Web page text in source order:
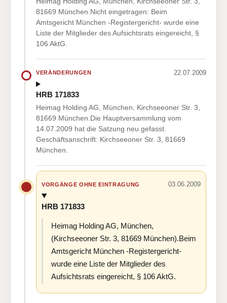
81669 München.Nicht eingetragen: Beim
Amtsgericht München -Registergericht- wurde eine
Liste der Mitglieder des Aufsichtsrats eingereicht, §
106 AktG.
VERÄNDERUNGEN 22.07.2009
HRB 171833
Heimag Holding AG, München, Kirchseeoner Str. 3,
81669 München.Die Hauptversammlung vom
14.07.2009 hat die Satzung neu gefasst.
Geschäftsanschrift: Kirchseeoner Str. 3, 81669
München.
VORGÄNGE OHNE EINTRAGUNG 03.06.2009
HRB 171833
Heimag Holding AG, München,
(Kirchseeoner Str. 3, 81669 München).Beim
Amtsgericht München -Registergericht-
wurde eine Liste der Mitglieder des
Aufsichtsrats eingereicht, § 106 AktG.